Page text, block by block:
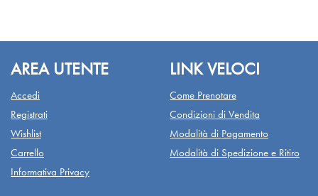
AREA UTENTE
Accedi
Registrati
Wishlist
Carrello
Informativa Privacy
LINK VELOCI
Come Prenotare
Condizioni di Vendita
Modalità di Pagamento
Modalità di Spedizione e Ritiro